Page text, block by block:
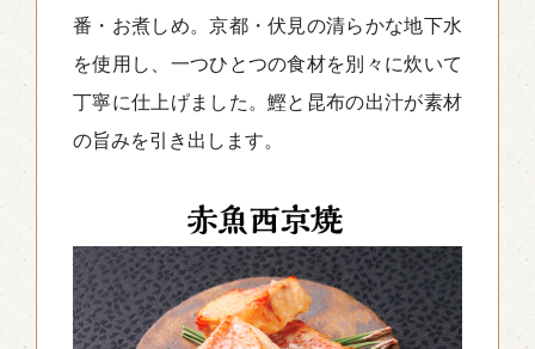
番・お煮しめ。京都・伏見の清らかな地下水
を使用し、一つひとつの食材を別々に炊いて
丁寧に仕上げました。鰹と昆布の出汁が素材
の旨みを引き出します。